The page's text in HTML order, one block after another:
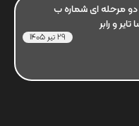
مرحله ای شماره ب
29 تیر 1405